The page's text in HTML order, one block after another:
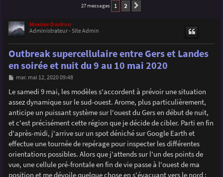
27 messages 1 2
Maxime Daviron
Administrateur - Site Admin
Outbreak supercellulaire entre Gers et Landes
en soirée et nuit du 9 au 10 mai 2020
M
s
s
a
g
e
mar. mai 12, 2020 09:48
Le samedi 9 mai, les modèles s'accordent à prévoir une situation
assez dynamique sur le sud-ouest. Arome, plus particulièrement,
anticipe un puissant système sur l'ouest du Gers en début de nuit,
et c'est précisément cette région que je décide de cibler. Parti en fin
d'après-midi, j'arrive sur un spot déniché sur Google Earth et
effectue une tournée de repérage pour inspecter les différentes
orientations possibles. Alors que j'attends sur l'un des points de
vue, une cellule pré-frontale en fin de vie passe à l'ouest de ma
position et me dévoile quelque chose en s'évacuant vers le nord :